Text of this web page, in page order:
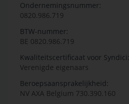
Ondernemingsnummer:
0820.986.719
BTW-nummer:
BE 0820.986.719
Kwaliteitscertificaat voor Syndici:
Verenigde eigenaars
Beroepsaansprakelijkheid:
NV AXA Belgium 730.390.160